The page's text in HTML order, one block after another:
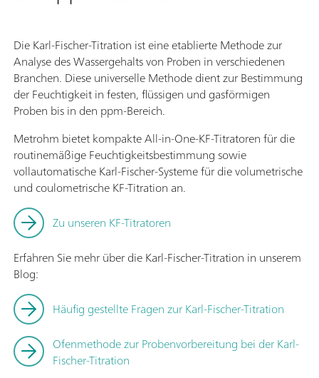
Die Karl-Fischer-Titration ist eine etablierte Methode zur
Analyse des Wassergehalts von Proben in verschiedenen
Branchen. Diese universelle Methode dient zur Bestimmung
der Feuchtigkeit in festen, flüssigen und gasförmigen
Proben bis in den ppm-Bereich.
Metrohm bietet kompakte All-in-One-KF-Titratoren für die
routinemäßige Feuchtigkeitsbestimmung sowie
vollautomatische Karl-Fischer-Systeme für die volumetrische
und coulometrische KF-Titration an.
Zu unseren KF-Titratoren
Erfahren Sie mehr über die Karl-Fischer-Titration in unserem
Blog:
Häufig gestellte Fragen zur Karl-Fischer-Titration
Ofenmethode zur Probenvorbereitung bei der Karl-
Fischer-Titration